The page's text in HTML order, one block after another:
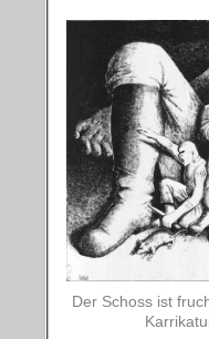
Der Schoss ist